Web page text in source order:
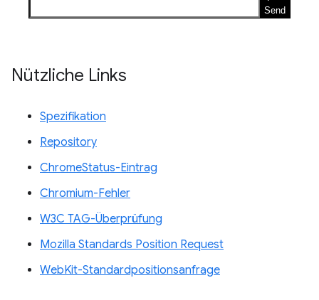
Nützliche Links
Spezifikation
Repository
ChromeStatus-Eintrag
Chromium-Fehler
W3C TAG-Überprüfung
Mozilla Standards Position Request
WebKit-Standardpositionsanfrage